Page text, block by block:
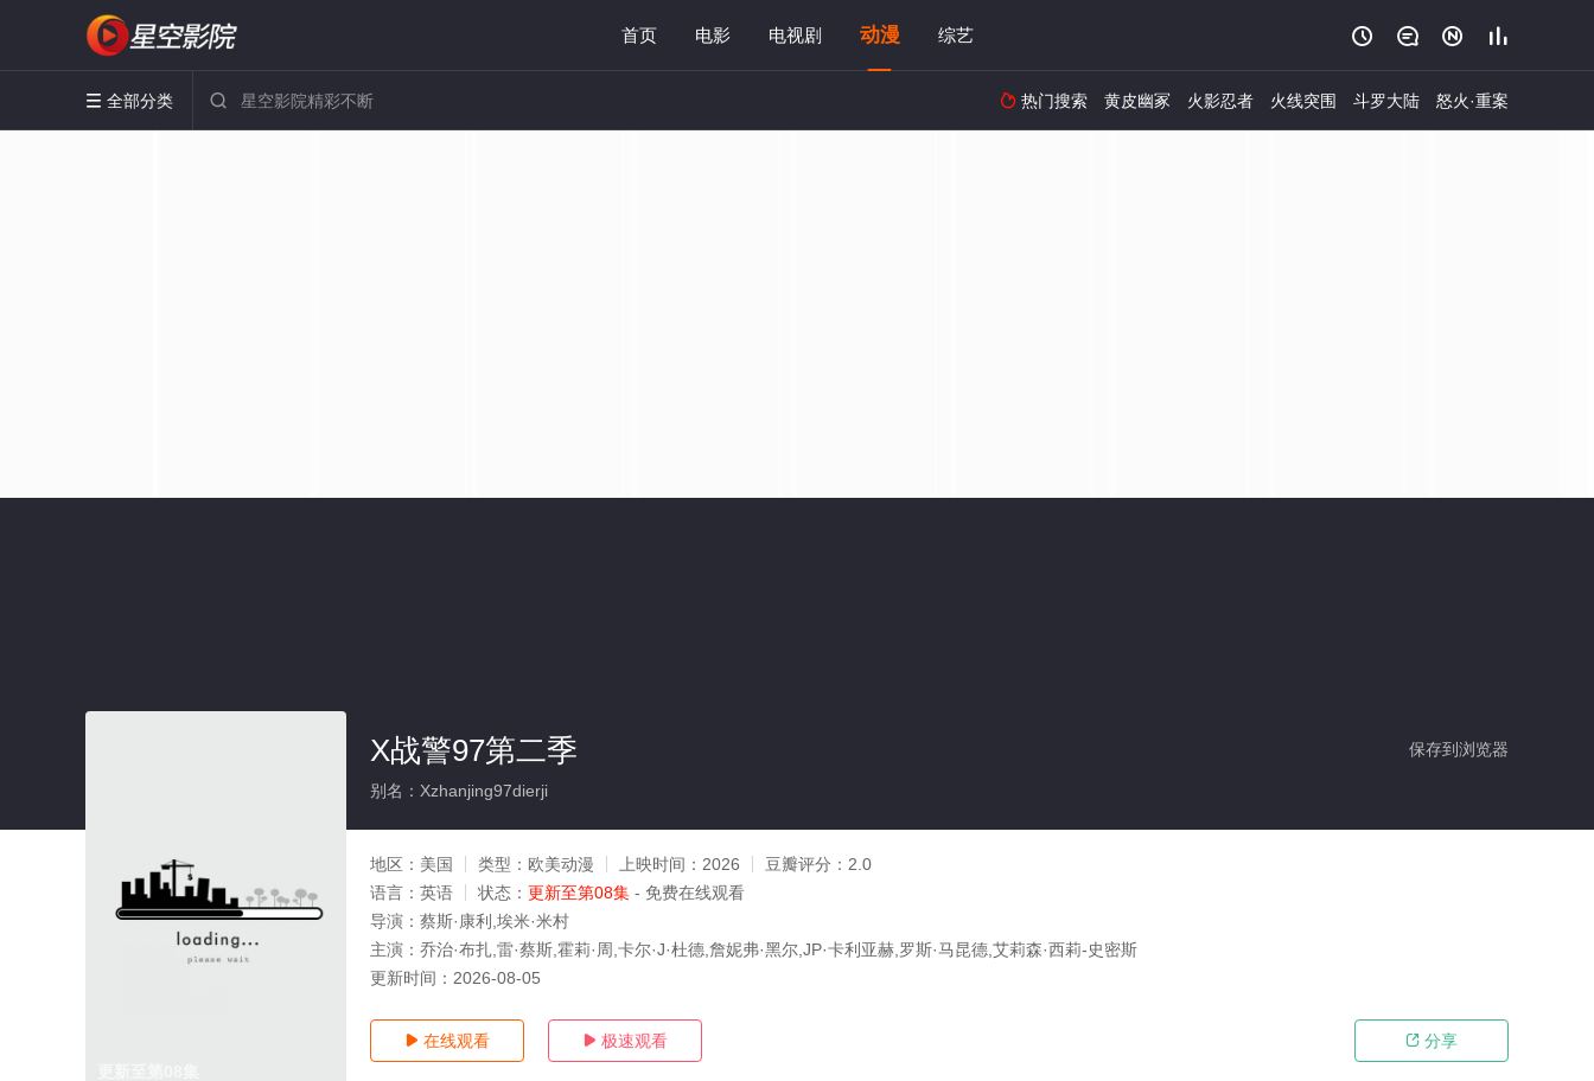
首页 电影 电视剧 动漫 综艺    
 全部分类   热门搜索 黄皮幽冢 火影忍者 火线突围 斗罗大陆 怒火·重案
保存到浏览器
X战警97第二季
别名：Xzhanjing97dierji
地区： 美国 类型： 欧美动漫 上映时间： 2026 豆瓣评分： 2.0
语言： 英语 状态： 更新至第08集 - 免费在线观看
导演： 蔡斯·康利,埃米·米村
主演： 乔治·布扎,雷·蔡斯,霍莉·周,卡尔·J·杜德,詹妮弗·黑尔,JP·卡利亚赫,罗斯·马昆德,艾莉森·西莉-史密斯
更新时间： 2026-08-05
 在线观看  极速观看  分享